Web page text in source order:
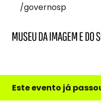
/governosp
e
do
Este evento já